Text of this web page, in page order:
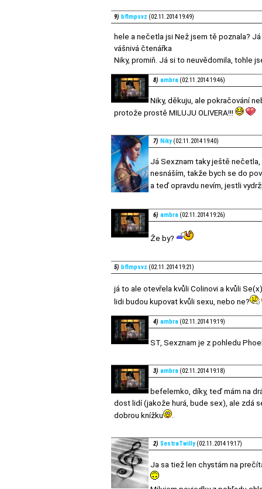
9) bflmpsvz (02.11.2014 19:49)
hele a nečetla jsi Než jsem tě poznala?
vášnivá čtenářka
Niky, promiň. Já si to neuvědomila, tohle
8) ambra (02.11.2014 19:46)
Niky, děkuju, ale pokračování
protože prostě MILUJU OLIVERA!!!
7) Niky (02.11.2014 19:40)
Já Sexznam taky ještě
nesnáším, takže bych se do
a teď opravdu nevím, jestli
6) ambra (02.11.2014 19:26)
Že by?
5) bflmpsvz (02.11.2014 19:21)
já to ale otevřela kvůli Colinovi a kvůli
lidi budou kupovat kvůli sexu, nebo ne?
4) ambra (02.11.2014 19:19)
ST, Sexznam je z pohledu
3) ambra (02.11.2014 19:18)
befelemko, díky, teď mám na
dost lidí (jakože hurá, bude sex), ale zdá
dobrou knížku
2) SestraTwilly (02.11.2014 19:17)
Ja sa tiež len chystám na